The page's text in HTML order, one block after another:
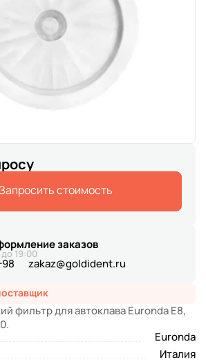
фильтр для автоклава Euronda E8,
Euronda
Италия
стоимость
заказов
19:00
zakaz@goldident.ru